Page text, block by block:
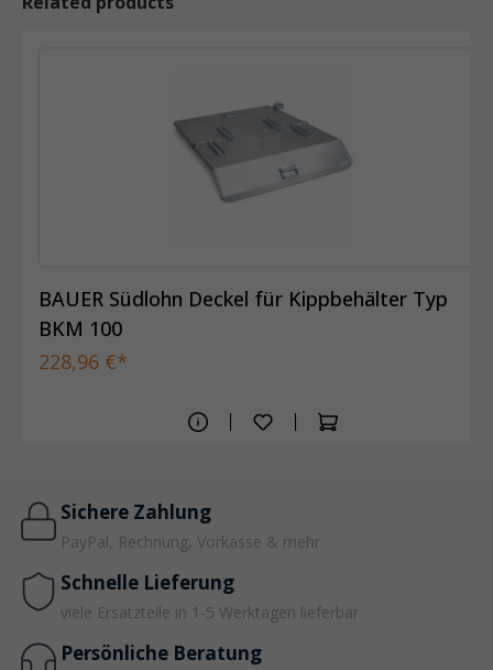
BAUER Südlohn Deckel für Kippbehälter Typ
BKM 100
228,96 €*
Sichere Zahlung
PayPal, Rechnung, Vorkasse & mehr
Schnelle Lieferung
viele Ersatzteile in 1-5 Werktagen lieferbar
Persönliche Beratung